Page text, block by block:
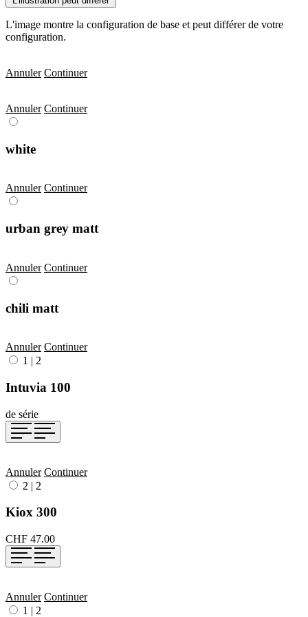
L'image montre la configuration de base et peut différer de votre
configuration.
Annuler Continuer
Annuler Continuer
white
Annuler Continuer
urban grey matt
Annuler Continuer
chili matt
Annuler Continuer
1 | 2
Intuvia 100
de série
Annuler Continuer
2 | 2
Kiox 300
CHF 47.00
Annuler Continuer
1 | 2